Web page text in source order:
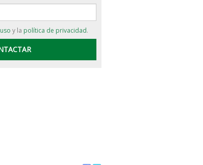
y la política de privacidad.